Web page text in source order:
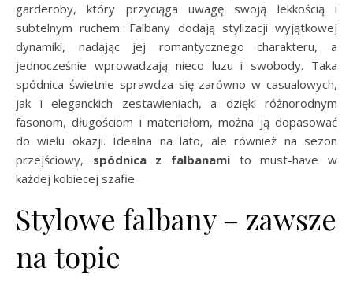
garderoby, który przyciąga uwagę swoją lekkością i
subtelnym ruchem. Falbany dodają stylizacji wyjątkowej
dynamiki, nadając jej romantycznego charakteru, a
jednocześnie wprowadzają nieco luzu i swobody. Taka
spódnica świetnie sprawdza się zarówno w casualowych,
jak i eleganckich zestawieniach, a dzięki różnorodnym
fasonom, długościom i materiałom, można ją dopasować
do wielu okazji. Idealna na lato, ale również na sezon
przejściowy, spódnica z falbanami to must-have w
każdej kobiecej szafie.
Stylowe falbany – zawsze
na topie